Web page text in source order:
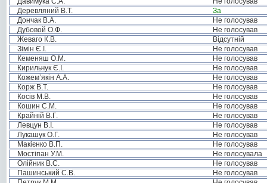
Деревляний В.Т.
За
Дончак В.А.
Не голосував
Дубовой О.Ф.
Не голосував
Жеваго К.В.
Відсутній
Зімін Є.І.
Не голосував
Кеменяш О.М.
Не голосував
Кирильчук Є.І.
Не голосував
Кожем’якін А.А.
Не голосував
Корж В.Т.
Не голосував
Косів М.В.
Не голосував
Кошин С.М.
Не голосував
Крайній В.Г.
Не голосував
Левцун В.І.
Не голосував
Лукашук О.Г.
Не голосував
Макієнко В.П.
Не голосував
Мостіпан У.М.
Не голосувала
Олійник В.С.
Не голосував
Пашинський С.В.
Не голосував